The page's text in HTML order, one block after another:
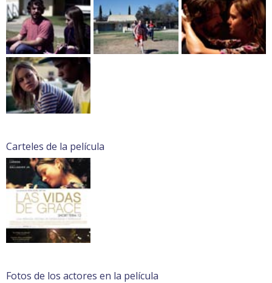
Carteles de la película
Fotos de los actores en la película